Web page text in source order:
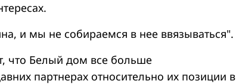
и мы не собираемся в нее ввязываться".
что Белый дом все больше
партнерах относительно их позиции в